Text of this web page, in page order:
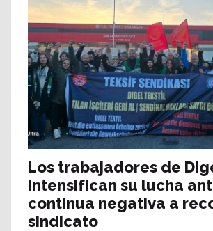
Los trabajadores de
intensifican su lucha
continua negativa a
sindicato